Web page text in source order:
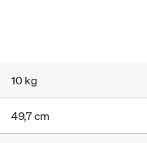
10 kg
49,7 cm